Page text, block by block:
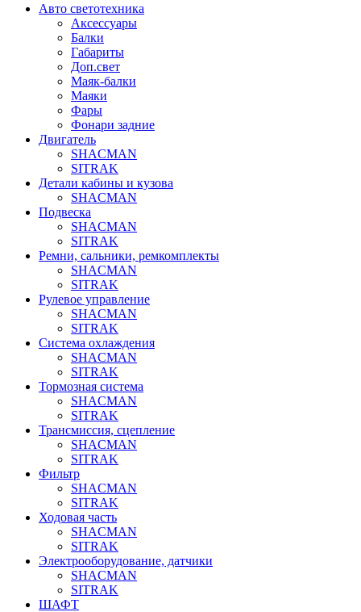
Авто светотехника
Аксессуары
Балки
Габариты
Доп.свет
Маяк-балки
Маяки
Фары
Фонари задние
Двигатель
SHACMAN
SITRAK
Детали кабины и кузова
SHACMAN
Подвеска
SHACMAN
SITRAK
Ремни, сальники, ремкомплекты
SHACMAN
SITRAK
Рулевое управление
SHACMAN
SITRAK
Система охлаждения
SHACMAN
SITRAK
Тормозная система
SHACMAN
SITRAK
Трансмиссия, сцепление
SHACMAN
SITRAK
Фильтр
SHACMAN
SITRAK
Ходовая часть
SHACMAN
SITRAK
Электрооборудование, датчики
SHACMAN
SITRAK
ШАФТ